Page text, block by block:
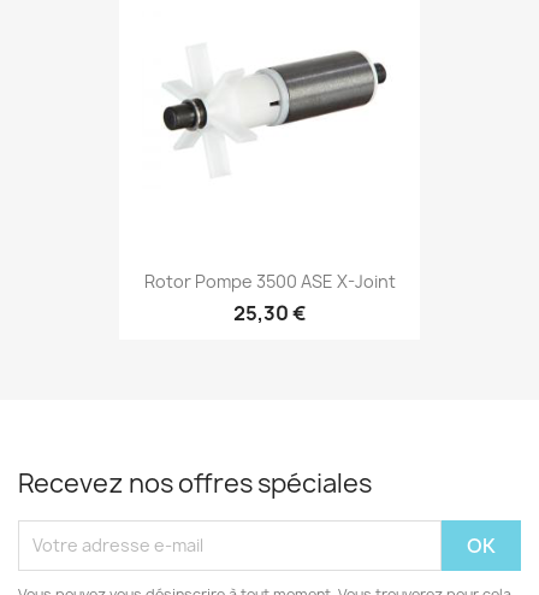
Rotor Pompe 3500 ASE X-Joint
25,30 €
Recevez nos offres spéciales